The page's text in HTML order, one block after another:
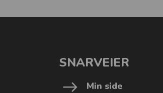
Linjemarkering
SNARVEIER
Min side